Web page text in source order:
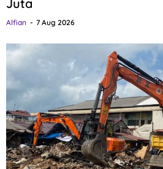
Juta
Alfian 7 Aug 2026